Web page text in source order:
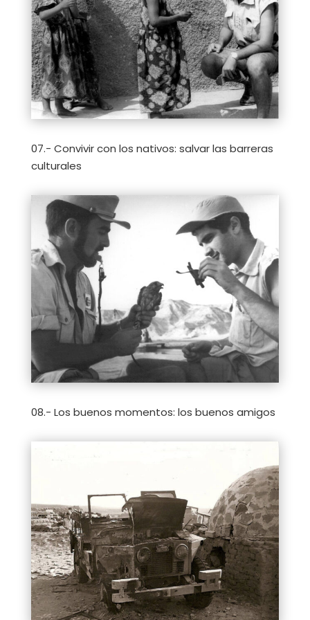
07.- Convivir con los nativos: salvar las barreras
culturales
08.- Los buenos momentos: los buenos amigos